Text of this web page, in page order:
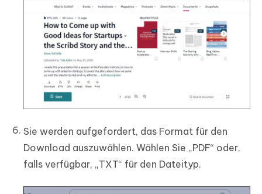
Sie werden aufgefordert, das Format für den
Download auszuwählen. Wählen Sie „PDF“ oder,
falls verfügbar, „TXT“ für den Dateityp.